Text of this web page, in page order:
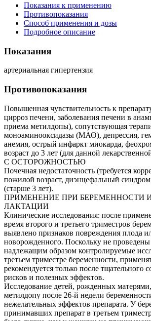
Показания к применению
Противопоказания
Способ применения и дозы
Подробное описание
Показания
артериальная гипертензия
Противопоказания
Повышенная чувствительность к
цирроз печени, заболевания печени в
приема метилдопы), сопутствующая
моноаминооксидазы (МАО), депрессия,
анемия, острый инфаркт миокарда,
возраст до 3 лет (для данной
С ОСТОРОЖНОСТЬЮ
Почечная недостаточность (требуется
пожилой возраст, диэнцефальный
(старше 3 лет).
ПРИМЕНЕНИЕ ПРИ БЕРЕМЕННОСТИ
ЛАКТАЦИИ
Клинические исследования: после
время второго и третьего триместров
выявлено признаков повреждения плода
новорожденного. Поскольку не проведены
надлежащим образом контролируемые
третьем триместре беременности,
рекомендуется только после тщательного
рисков и полезных эффектов.
Исследование детей, рожденных
метилдопу после 26-й недели
нежелательных эффектов препарата. У
принимавших препарат в третьем